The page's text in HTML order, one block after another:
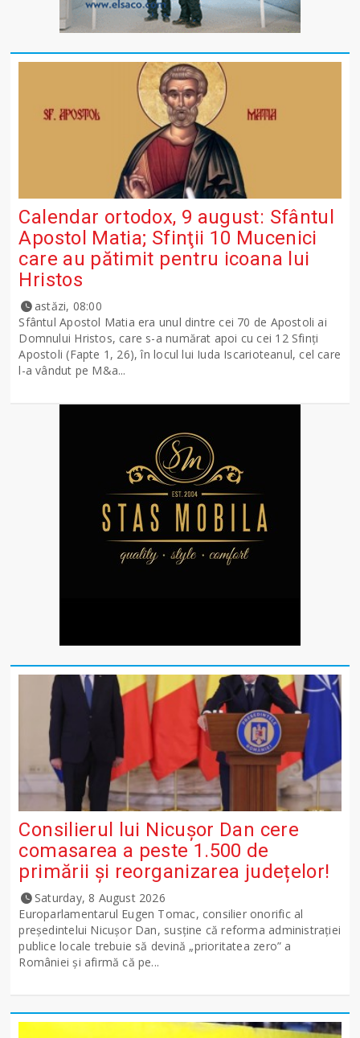
Calendar ortodox, 9 august: Sfântul
Apostol Matia; Sfinţii 10 Mucenici
care au pătimit pentru icoana lui
Hristos
astăzi, 08:00
Sfântul Apostol Matia era unul dintre cei 70 de Apostoli ai
Domnului Hristos, care s-a numărat apoi cu cei 12 Sfinţi
Apostoli (Fapte 1, 26), în locul lui Iuda Iscarioteanul, cel care
l-a vândut pe M&a...
Consilierul lui Nicușor Dan cere
comasarea a peste 1.500 de
primării și reorganizarea județelor!
Saturday, 8 August 2026
Europarlamentarul Eugen Tomac, consilier onorific al
președintelui Nicușor Dan, susține că reforma administrației
publice locale trebuie să devină „prioritatea zero” a
României și afirmă că pe...